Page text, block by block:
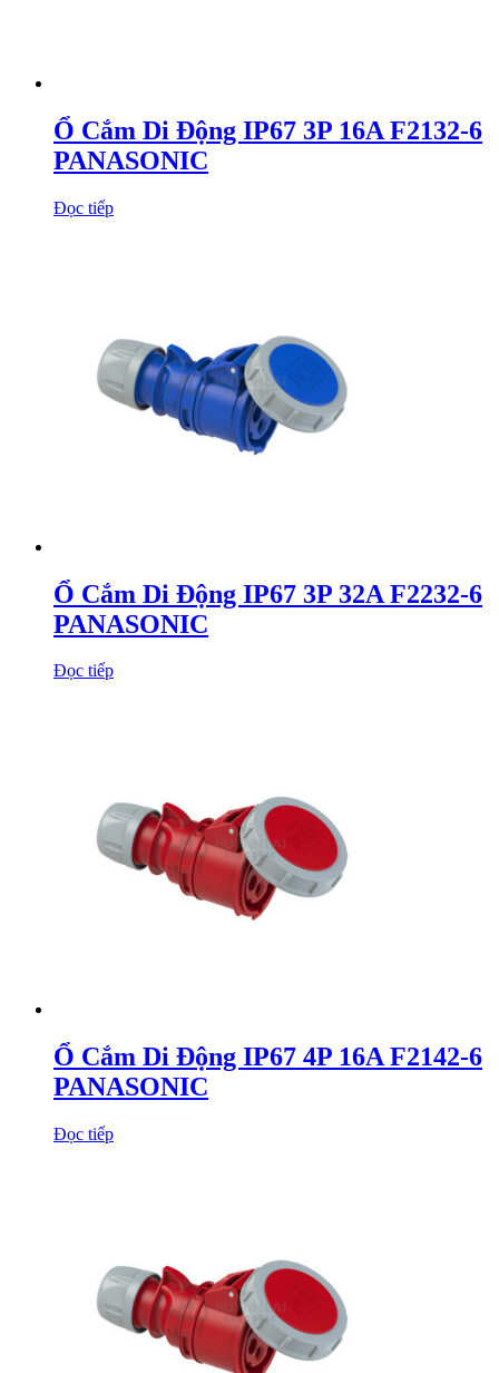
Ổ Cắm Di Động IP67 3P 16A F2132-6
PANASONIC
Đọc tiếp
Ổ Cắm Di Động IP67 3P 32A F2232-6
PANASONIC
Đọc tiếp
Ổ Cắm Di Động IP67 4P 16A F2142-6
PANASONIC
Đọc tiếp